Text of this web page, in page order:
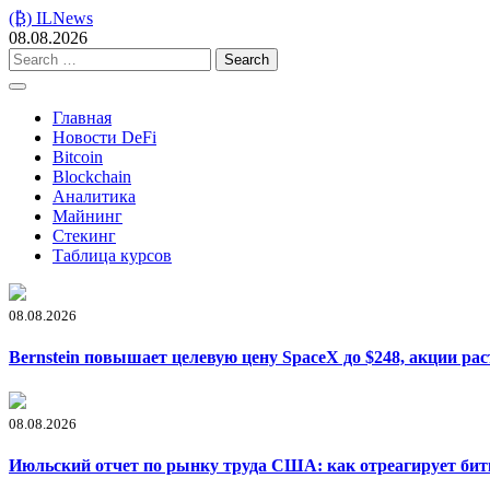
Skip
to
content
(₿) ILNews
08.08.2026
Search
for:
Главная
Новости DeFi
Bitcoin
Blockchain
Аналитика
Майнинг
Стекинг
Таблица курсов
08.08.2026
Bernstein повышает целевую цену SpaceX до $248, акции
08.08.2026
Июльский отчет по рынку труда США: как отреагирует